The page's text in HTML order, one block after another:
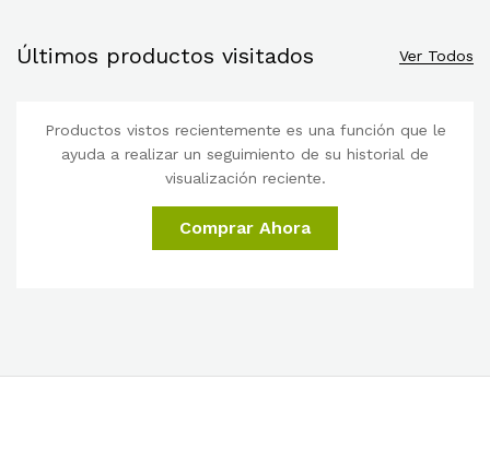
Últimos productos visitados Ver Todos
Productos vistos recientemente es una función que le
ayuda a realizar un seguimiento de su historial de
visualización reciente.
Comprar Ahora